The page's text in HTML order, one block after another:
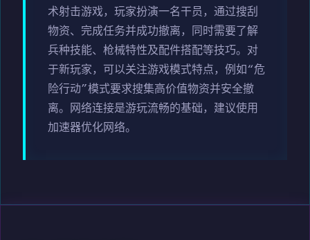
术射击游戏，玩家扮演一名干员，通过搜刮
物资、完成任务并成功撤离，同时需要了解
兵种技能、枪械特性及配件搭配等技巧。对
于新玩家，可以关注游戏模式特点，例如“危
险行动”模式要求搜集高价值物资并安全撤
离。网络连接是游玩流畅的基础，建议使用
加速器优化网络。